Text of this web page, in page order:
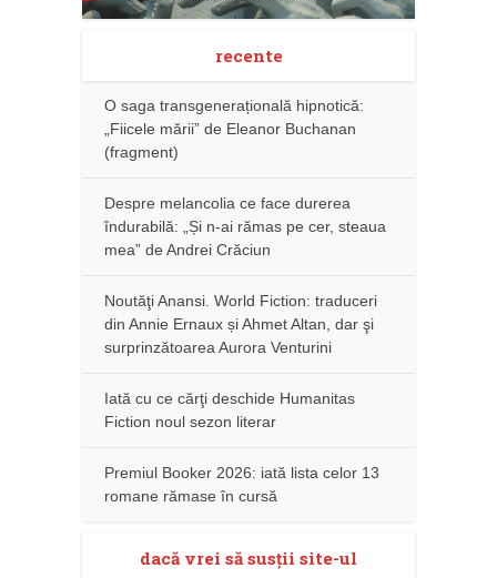
recente
O saga transgenerațională hipnotică:
„Fiicele mării” de Eleanor Buchanan
(fragment)
Despre melancolia ce face durerea
îndurabilă: „Și n-ai rămas pe cer, steaua
mea” de Andrei Crăciun
Noutăţi Anansi. World Fiction: traduceri
din Annie Ernaux și Ahmet Altan, dar şi
surprinzătoarea Aurora Venturini
Iată cu ce cărţi deschide Humanitas
Fiction noul sezon literar
Premiul Booker 2026: iată lista celor 13
romane rămase în cursă
dacă vrei să susţii site-ul